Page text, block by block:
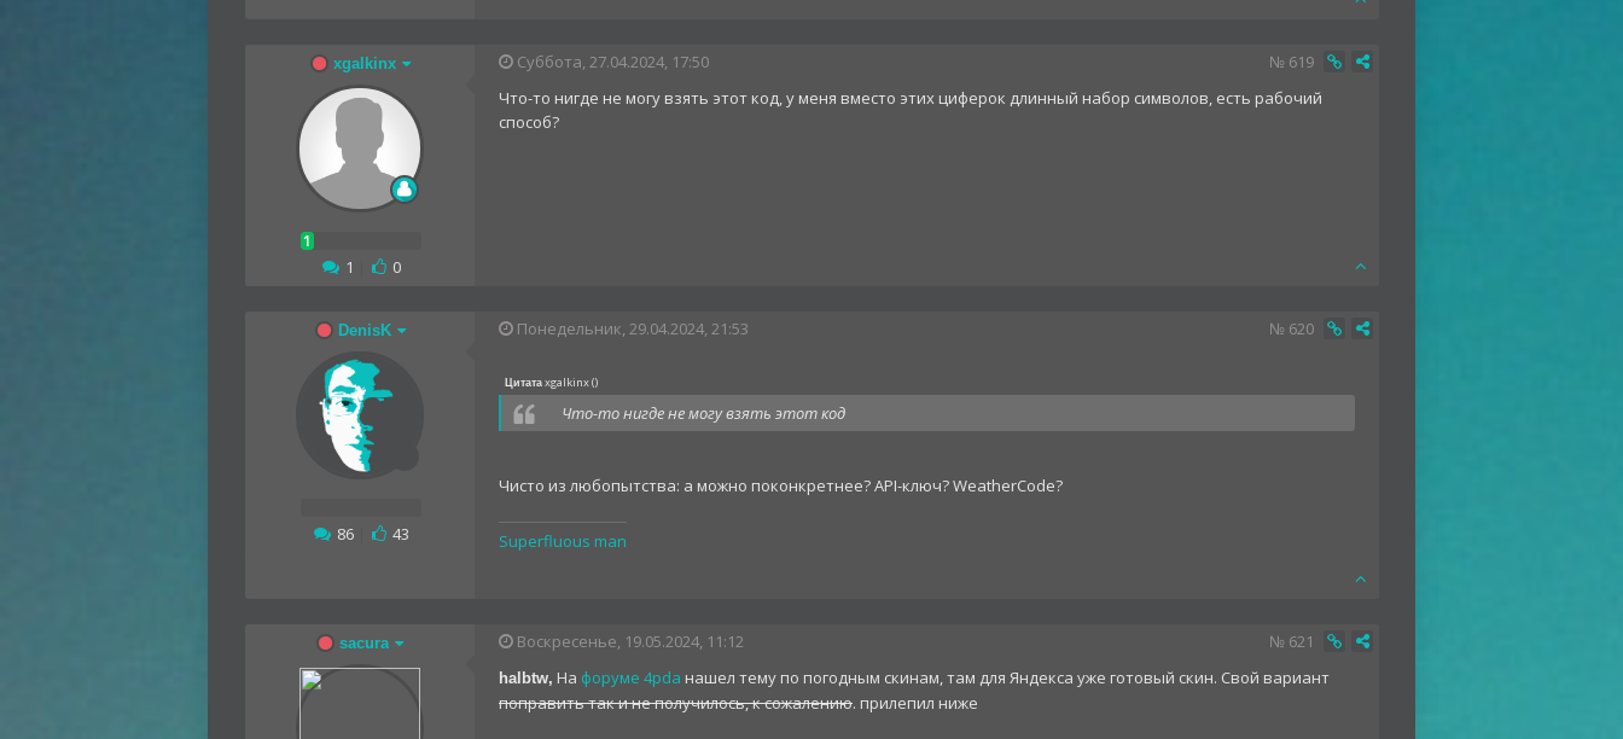
xgalkinx
1 0
Суббота, 27.04.2024, 17:50 № 619
Что-то нигде не могу взять этот код, у меня вместо этих циферок длинный набор символов, есть рабочий
способ?
DenisK
86 43
Понедельник, 29.04.2024, 21:53 № 620
Цитата xgalkinx()
Что-то нигде не могу взять этот код
Чисто из любопытства: а можно поконкретнее? API-ключ? WeatherCode?
Superfluous man
sacura Воскресенье, 19.05.2024, 11:12 № 621
halbtw, На форуме 4pda нашел тему по погодным скинам, там для Яндекса уже готовый скин. Свой вариант
поправить так и не получилось, к сожалению. прилепил ниже